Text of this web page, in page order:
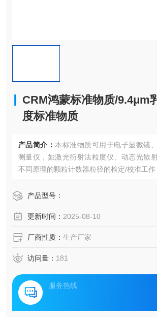
CRM鸿蒙标准物质/9.4μm
度标准物质
产品简介： 本标准物质可用于电子显微镜
测量仪，如激光衍射法粒度仪、动态光散
不同原理的颗粒计数器粒径的检定/校准工作
产品型号：
更新时间： 2025-08-10
厂商性质： 生产厂家
访问量： 181
服务热线